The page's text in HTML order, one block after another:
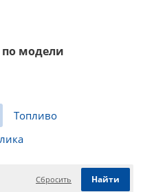
модели
Топливо
Сбросить